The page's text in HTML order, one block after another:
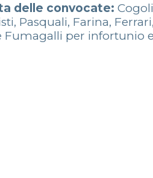
delle convocate:
Pasquali, Farina,
Fumagalli per infortunio